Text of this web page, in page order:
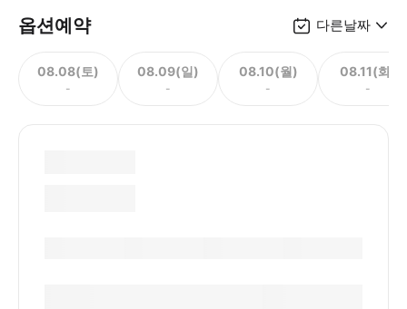
옵션예약 다른날짜
08.08(토)
-
08.09(일)
-
08.10(월)
-
08.11(화)
-